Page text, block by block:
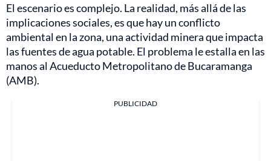
El escenario es complejo. La realidad, más allá de las
implicaciones sociales, es que hay un conflicto
ambiental en la zona, una actividad minera que impacta
las fuentes de agua potable. El problema le estalla en las
manos al Acueducto Metropolitano de Bucaramanga
(AMB).
PUBLICIDAD